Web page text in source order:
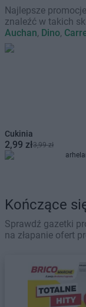
Najlepsze
znaleźć w takich
Auchan, Dino,
Cukinia
2,99 zł3,99 zł
Kończące
Sprawdź gazetki
na złapanie ofert